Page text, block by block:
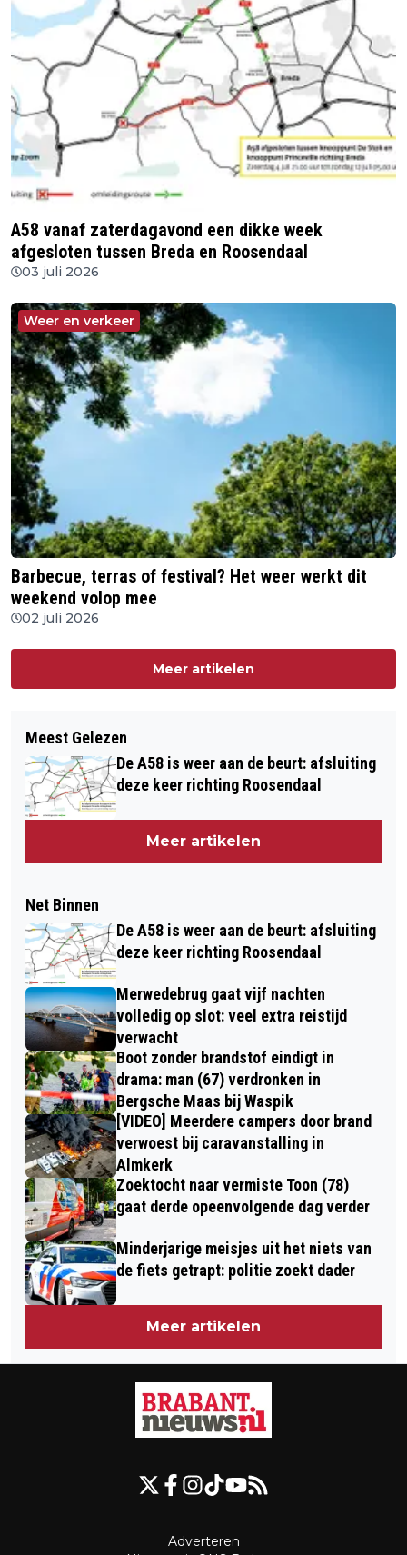
A58 vanaf zaterdagavond een dikke week
afgesloten tussen Breda en Roosendaal
03 juli 2026
Weer en verkeer
Barbecue, terras of festival? Het weer werkt dit
weekend volop mee
02 juli 2026
Meer artikelen
Meest Gelezen
De A58 is weer aan de beurt: afsluiting
deze keer richting Roosendaal
Meer artikelen
Net Binnen
De A58 is weer aan de beurt: afsluiting
deze keer richting Roosendaal
Merwedebrug gaat vijf nachten
volledig op slot: veel extra reistijd
verwacht
Boot zonder brandstof eindigt in
drama: man (67) verdronken in
Bergsche Maas bij Waspik
[VIDEO] Meerdere campers door brand
verwoest bij caravanstalling in
Almkerk
Zoektocht naar vermiste Toon (78)
gaat derde opeenvolgende dag verder
Minderjarige meisjes uit het niets van
de fiets getrapt: politie zoekt dader
Meer artikelen
Adverteren